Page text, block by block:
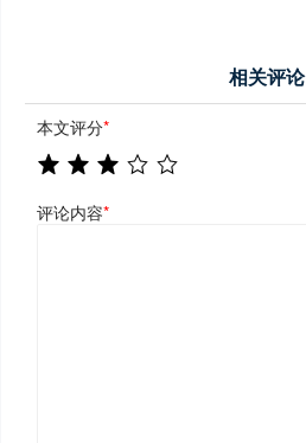
相关评论
本文评分*
评论内容*